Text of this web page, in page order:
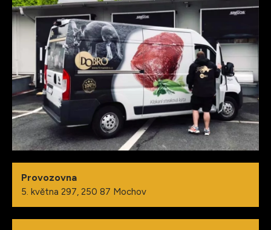
Provozovna
5. května 297, 250 87 Mochov